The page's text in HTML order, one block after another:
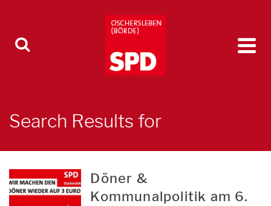
Search Results for
Döner &
Kommunalpolitik am 6.